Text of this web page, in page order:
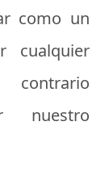
como un
cualquier
nuestro